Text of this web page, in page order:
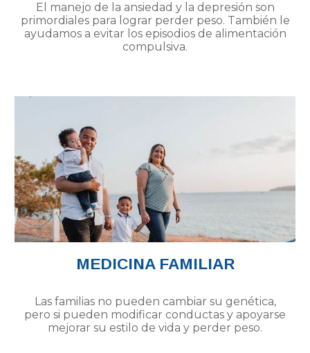
El manejo de la ansiedad y la depresión son
primordiales para lograr perder peso. También le
ayudamos a evitar los episodios de alimentación
compulsiva.
MEDICINA FAMILIAR
Las familias no pueden cambiar su genética,
pero si pueden modificar conductas y apoyarse
mejorar su estilo de vida y perder peso.